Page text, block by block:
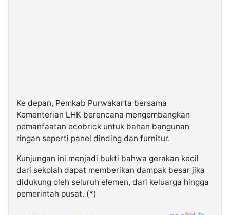
Ke depan, Pemkab Purwakarta bersama
Kementerian LHK berencana mengembangkan
pemanfaatan ecobrick untuk bahan bangunan
ringan seperti panel dinding dan furnitur.
Kunjungan ini menjadi bukti bahwa gerakan kecil
dari sekolah dapat memberikan dampak besar jika
didukung oleh seluruh elemen, dari keluarga hingga
pemerintah pusat. (*)